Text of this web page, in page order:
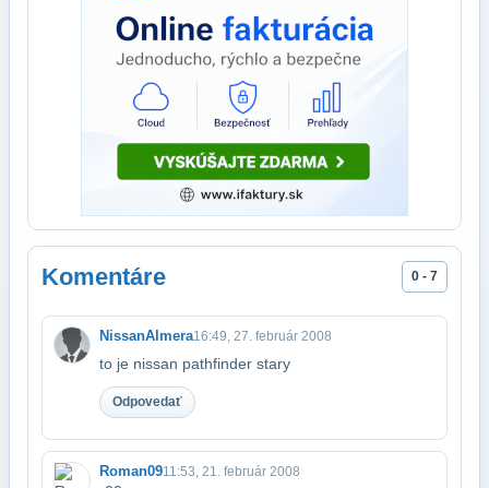
Komentáre 0 - 7
NissanAlmera16:49, 27. február 2008
to je nissan pathfinder stary
Odpovedať
Roman0911:53, 21. február 2008